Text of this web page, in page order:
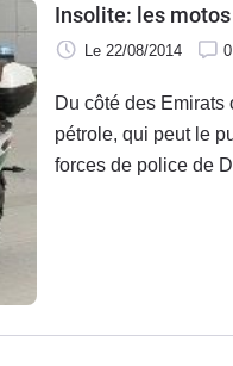
2011).
Insolite: les
Le 22/08/2014 0
Du côté des
pétrole, qui peut le pus peut le
forces de police de Dubaï. Elles se sont